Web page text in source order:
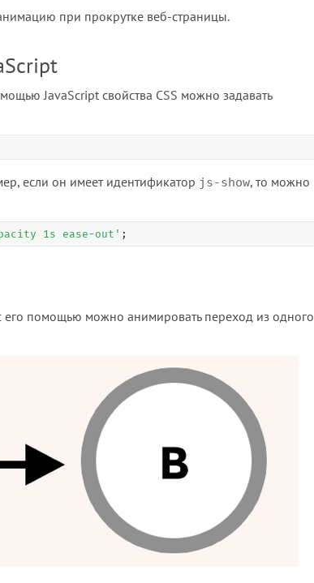
при прокрутке веб-страницы.
JavaScript свойства CSS можно задавать
если он имеет идентификатор js-show, то можно
1s ease-out' ;
его помощью можно анимировать переход из одного